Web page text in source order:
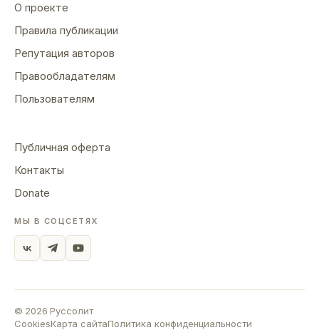
О проекте
Правила публикации
Репутация авторов
Правообладателям
Пользователям
Публичная оферта
Контакты
Donate
МЫ В СОЦСЕТЯХ
© 2026 Руссолит
CookiesКарта сайтаПолитика конфиденциальности